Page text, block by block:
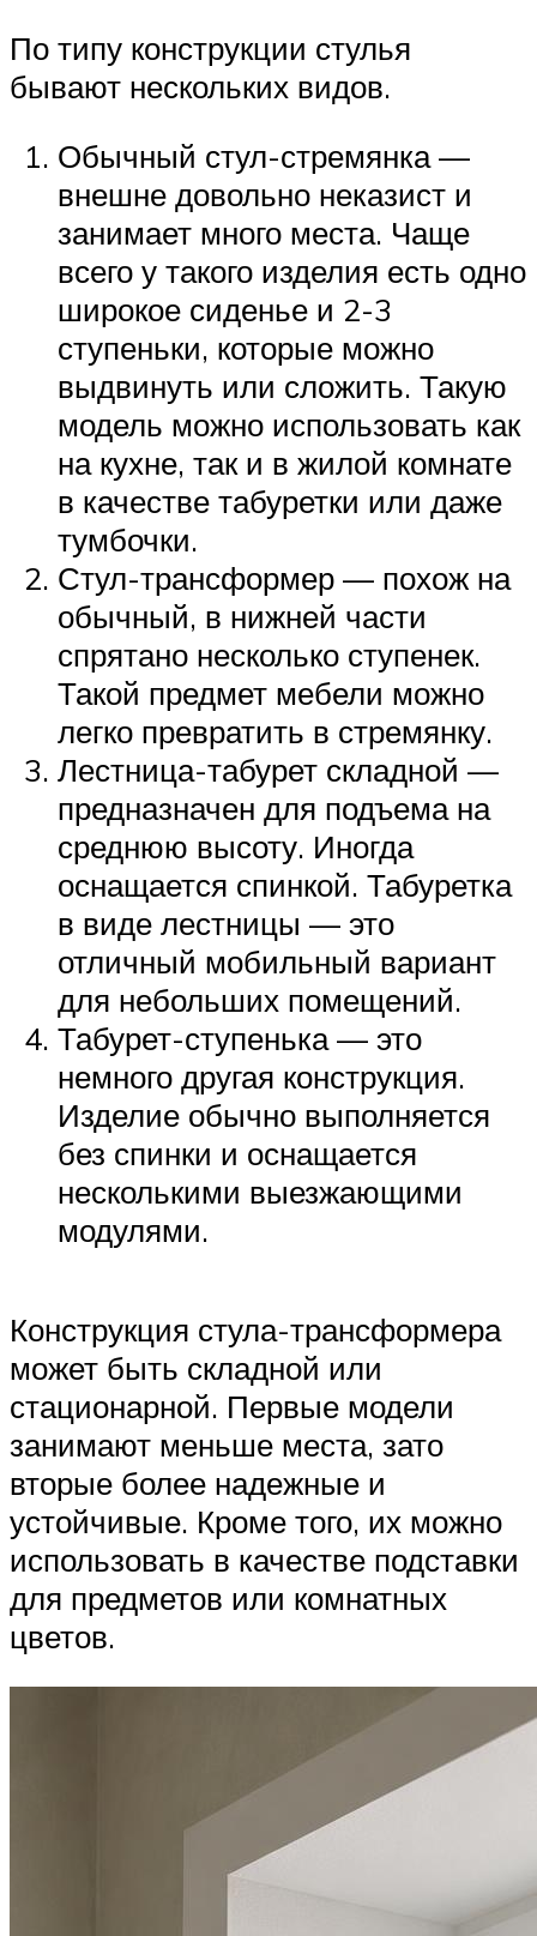
По типу конструкции стулья
бывают нескольких видов.
Обычный стул-стремянка —
внешне довольно неказист и
занимает много места. Чаще
всего у такого изделия есть одно
широкое сиденье и 2-3
ступеньки, которые можно
выдвинуть или сложить. Такую
модель можно использовать как
на кухне, так и в жилой комнате
в качестве табуретки или даже
тумбочки.
Стул-трансформер — похож на
обычный, в нижней части
спрятано несколько ступенек.
Такой предмет мебели можно
легко превратить в стремянку.
Лестница-табурет складной —
предназначен для подъема на
среднюю высоту. Иногда
оснащается спинкой. Табуретка
в виде лестницы — это
отличный мобильный вариант
для небольших помещений.
Табурет-ступенька — это
немного другая конструкция.
Изделие обычно выполняется
без спинки и оснащается
несколькими выезжающими
модулями.
Конструкция стула-трансформера
может быть складной или
стационарной. Первые модели
занимают меньше места, зато
вторые более надежные и
устойчивые. Кроме того, их можно
использовать в качестве подставки
для предметов или комнатных
цветов.